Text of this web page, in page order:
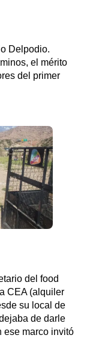
Delpodio.
el mérito
del primer
del food
CEA (alquiler
su local de
de darle
ese marco invitó